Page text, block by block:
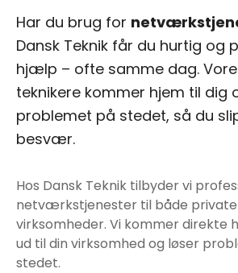
Har du brug for
Dansk Teknik får du hurtig og
hjælp – ofte samme dag.
teknikere kommer hjem til dig
problemet på stedet, så du
besvær.
Hos Dansk Teknik tilbyder vi
netværkstjenester til både
virksomheder. Vi kommer direkte
ud til din virksomhed og løser
stedet.